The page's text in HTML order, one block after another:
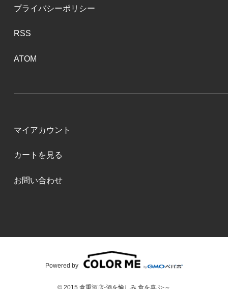
プライバシーポリシー
RSS
ATOM
マイアカウント
カートを見る
お問い合わせ
Powered by